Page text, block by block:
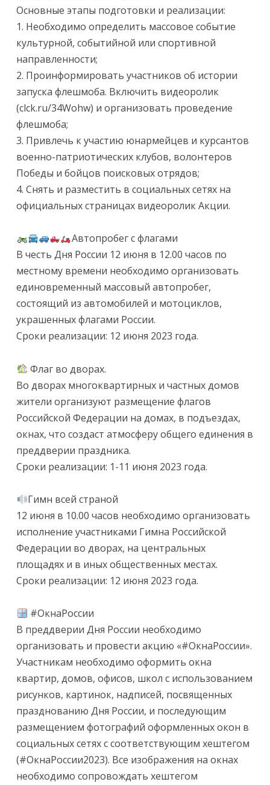
Основные этапы подготовки и реализации:
1. Необходимо определить массовое событие
культурной, событийной или спортивной
направленности;
2. Проинформировать участников об истории
запуска флешмоба. Включить видеоролик
(clck.ru/34Wohw) и организовать проведение
флешмоба;
3. Привлечь к участию юнармейцев и курсантов
военно-патриотических клубов, волонтеров
Победы и бойцов поисковых отрядов;
4. Снять и разместить в социальных сетях на
официальных страницах видеоролик Акции.
Автопробег с флагами
В честь Дня России 12 июня в 12.00 часов по
местному времени необходимо организовать
единовременный массовый автопробег,
состоящий из автомобилей и мотоциклов,
украшенных флагами России.
Сроки реализации: 12 июня 2023 года.
Флаг во дворах.
Во дворах многоквартирных и частных домов
жители организуют размещение флагов
Российской Федерации на домах, в подъездах,
окнах, что создаст атмосферу общего единения в
преддверии праздника.
Сроки реализации: 1-11 июня 2023 года.
Гимн всей страной
12 июня в 10.00 часов необходимо организовать
исполнение участниками Гимна Российской
Федерации во дворах, на центральных
площадях и в иных общественных местах.
Сроки реализации: 12 июня 2023 года.
#ОкнаРоссии
В преддверии Дня России необходимо
организовать и провести акцию «#ОкнаРоссии».
Участникам необходимо оформить окна
квартир, домов, офисов, школ с использованием
рисунков, картинок, надписей, посвященных
празднованию Дня России, и последующим
размещением фотографий оформленных окон в
социальных сетях с соответствующим хештегом
(#ОкнаРоссии2023). Все изображения на окнах
необходимо сопровождать хештегом